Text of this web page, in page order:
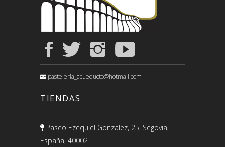
pasteleria_acueducto@hotmail.com
TIENDAS
Paseo Ezequiel Gonzalez, 25, Segovia,
España, 40002